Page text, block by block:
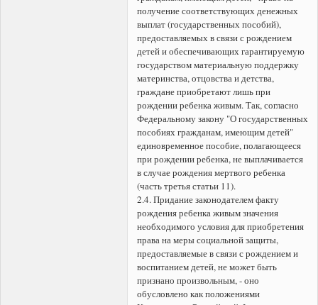
получение соответствующих денежных
выплат (государственных пособий),
предоставляемых в связи с рождением
детей и обеспечивающих гарантируемую
государством материальную поддержку
материнства, отцовства и детства,
граждане приобретают лишь при
рождении ребенка живым. Так, согласно
Федеральному закону "О государственных
пособиях гражданам, имеющим детей"
единовременное пособие, полагающееся
при рождении ребенка, не выплачивается
в случае рождения мертвого ребенка
(часть третья статьи 11).
2.4. Придание законодателем факту
рождения ребенка живым значения
необходимого условия для приобретения
права на меры социальной защиты,
предоставляемые в связи с рождением и
воспитанием детей, не может быть
признано произвольным, - оно
обусловлено как положениями